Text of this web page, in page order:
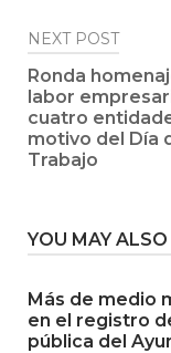
NEXT POST
Ronda
labor
cuatro
motivo del Día
Trabajo
YOU MAY ALSO
Más de medio
en el registro
pública del